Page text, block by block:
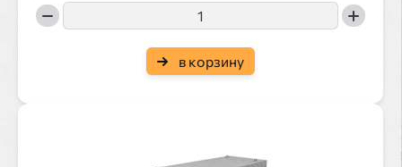
в корзину